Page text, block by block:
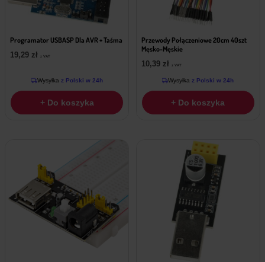
Programator USBASP Dla AVR + Taśma
19,29 zł z VAT
Wysyłka z Polski w 24h
+ Do koszyka
Przewody Połączeniowe 20cm 40szt
Męsko-Męskie
10,39 zł z VAT
Wysyłka z Polski w 24h
+ Do koszyka